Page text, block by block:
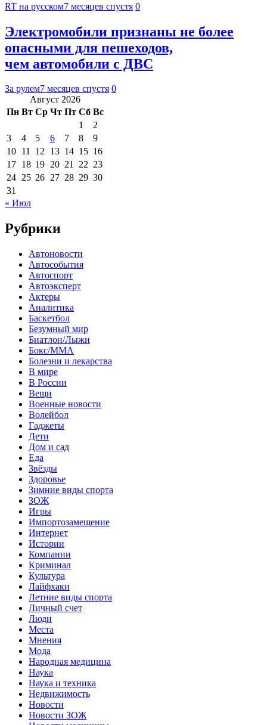
RT на русском7 месяцев спустя 0
Электромобили признаны не более
опасными для пешеходов,
чем автомобили с ДВС
За рулем7 месяцев спустя 0
Август 2026
Пн Вт Ср Чт Пт Сб Вс
1
2
3
4 5 6 7 8
9
10 11 12 13 14 15 16
17 18 19 20 21 22 23
24 25 26 27 28 29 30
31
« Июл
Рубрики
Автоновости
Автособытия
Автоспорт
Автоэксперт
Актеры
Аналитика
Баскетбол
Безумный мир
Биатлон/Лыжи
Бокс/MMA
Болезни и лекарства
В мире
В России
Вещи
Военные новости
Волейбол
Гаджеты
Дети
Дом и сад
Еда
Звёзды
Здоровье
Зимние виды спорта
ЗОЖ
Игры
Импортозамещение
Интернет
Истории
Компании
Криминал
Культура
Лайфхаки
Летние виды спорта
Личный счет
Люди
Места
Мнения
Мода
Народная медицина
Наука
Наука и техника
Недвижимость
Новости
Новости ЗОЖ